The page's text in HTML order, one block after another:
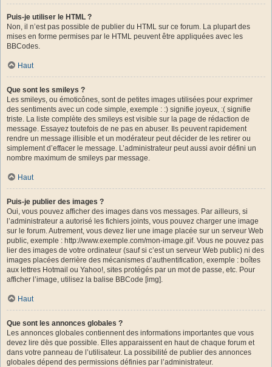
Puis-je utiliser le HTML ?
Non, il n’est pas possible de publier du HTML sur ce forum. La plupart des
mises en forme permises par le HTML peuvent être appliquées avec les
BBCodes.
Haut
Que sont les smileys ?
Les smileys, ou émoticônes, sont de petites images utilisées pour exprimer
des sentiments avec un code simple, exemple : :) signifie joyeux, :( signifie
triste. La liste complète des smileys est visible sur la page de rédaction de
message. Essayez toutefois de ne pas en abuser. Ils peuvent rapidement
rendre un message illisible et un modérateur peut décider de les retirer ou
simplement d’effacer le message. L’administrateur peut aussi avoir défini un
nombre maximum de smileys par message.
Haut
Puis-je publier des images ?
Oui, vous pouvez afficher des images dans vos messages. Par ailleurs, si
l’administrateur a autorisé les fichiers joints, vous pouvez charger une image
sur le forum. Autrement, vous devez lier une image placée sur un serveur Web
public, exemple : http://www.exemple.com/mon-image.gif. Vous ne pouvez pas
lier des images de votre ordinateur (sauf si c’est un serveur Web public) ni des
images placées derrière des mécanismes d’authentification, exemple : boîtes
aux lettres Hotmail ou Yahoo!, sites protégés par un mot de passe, etc. Pour
afficher l’image, utilisez la balise BBCode [img].
Haut
Que sont les annonces globales ?
Les annonces globales contiennent des informations importantes que vous
devez lire dès que possible. Elles apparaissent en haut de chaque forum et
dans votre panneau de l’utilisateur. La possibilité de publier des annonces
globales dépend des permissions définies par l’administrateur.